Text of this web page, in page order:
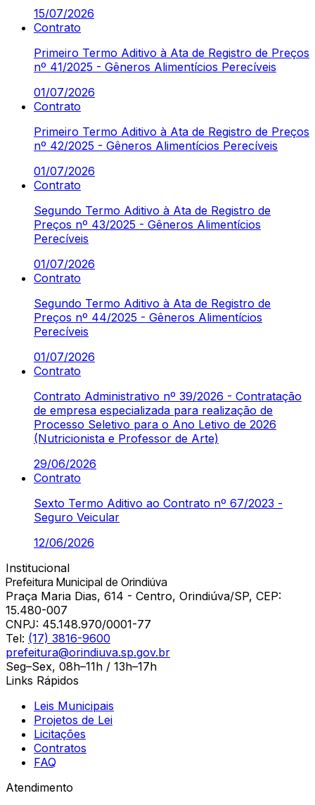
15/07/2026
Contrato
Primeiro Termo Aditivo à Ata de Registro de Preços
nº 41/2025 - Gêneros Alimentícios Perecíveis
01/07/2026
Contrato
Primeiro Termo Aditivo à Ata de Registro de Preços
nº 42/2025 - Gêneros Alimentícios Perecíveis
01/07/2026
Contrato
Segundo Termo Aditivo à Ata de Registro de
Preços nº 43/2025 - Gêneros Alimentícios
Perecíveis
01/07/2026
Contrato
Segundo Termo Aditivo à Ata de Registro de
Preços nº 44/2025 - Gêneros Alimentícios
Perecíveis
01/07/2026
Contrato
Contrato Administrativo nº 39/2026 - Contratação
de empresa especializada para realização de
Processo Seletivo para o Ano Letivo de 2026
(Nutricionista e Professor de Arte)
29/06/2026
Contrato
Sexto Termo Aditivo ao Contrato nº 67/2023 -
Seguro Veicular
12/06/2026
Institucional
Prefeitura Municipal de Orindiúva
Praça Maria Dias, 614 - Centro, Orindiúva/SP, CEP:
15.480-007
CNPJ: 45.148.970/0001-77
Tel: (17) 3816-9600
prefeitura@orindiuva.sp.gov.br
Seg–Sex, 08h–11h / 13h–17h
Links Rápidos
Leis Municipais
Projetos de Lei
Licitações
Contratos
FAQ
Atendimento